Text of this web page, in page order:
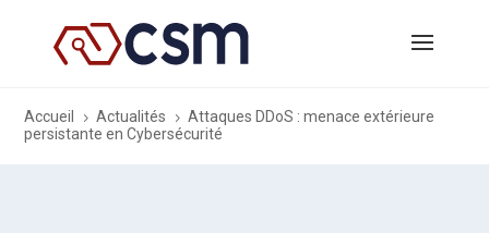
Accueil 5 Actualités 5 Attaques DDoS : menace extérieure
persistante en Cybersécurité